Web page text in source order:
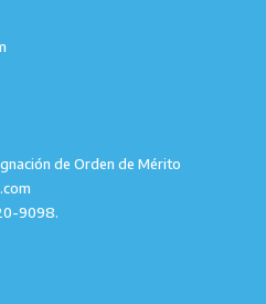
de Orden de Mérito
9098.